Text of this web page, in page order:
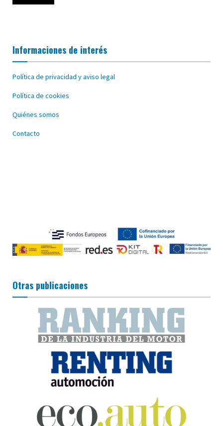
Informaciones de interés
Política de privacidad y aviso legal
Política de cookies
Quiénes somos
Contacto
Otras publicaciones